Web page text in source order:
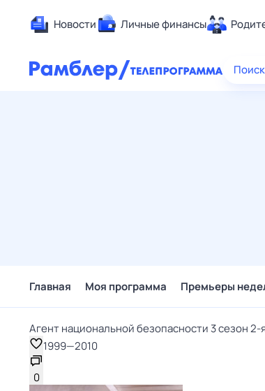
Новости Личные финансы
Главная Моя программа Премьеры
Агент национальной безопасности 3 сезон 2-
1999—2010
0